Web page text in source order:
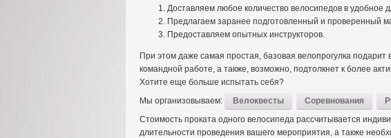
Доставляем любое количество велосипедов в удобное
Предлагаем заранее подготовленный и проверенный
Предоставляем опытных инструкторов.
При этом даже самая простая, базовая велопрогулка
командной работе, а также, возможно, подтолкнет к более
Хотите еще больше испытать себя?
Мы организовываем:
Велоквесты Соревнования
Стоимость проката одного велосипеда рассчитывается
длительности проведения вашего мероприятия, а также